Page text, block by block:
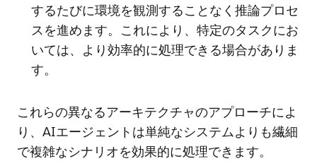
するたびに環境を観測することなく推論プロセ
スを進めます。これにより、特定のタスクにお
いては、より効率的に処理できる場合がありま
す。
これらの異なるアーキテクチャのアプローチによ
り、AIエージェントは単純なシステムよりも繊細
で複雑なシナリオを効果的に処理できます。